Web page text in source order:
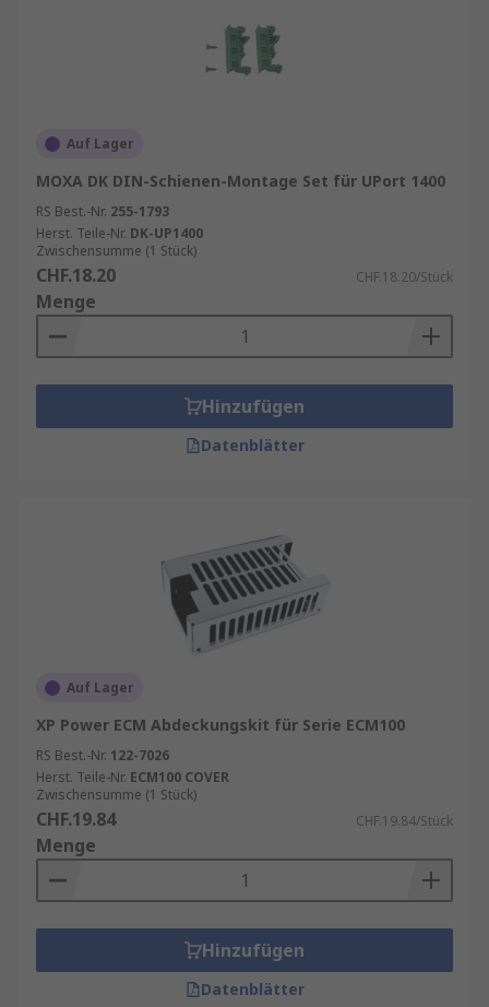
Auf Lager
MOXA DK DIN-Schienen-Montage Set für UPort 1400
RS Best.-Nr. 255-1793
Herst. Teile-Nr. DK-UP1400
Zwischensumme (1 Stück)
CHF.18.20 CHF.18.20/Stück
Menge
Hinzufügen
Datenblätter
Auf Lager
XP Power ECM Abdeckungskit für Serie ECM100
RS Best.-Nr. 122-7026
Herst. Teile-Nr. ECM100 COVER
Zwischensumme (1 Stück)
CHF.19.84 CHF.19.84/Stück
Menge
Hinzufügen
Datenblätter